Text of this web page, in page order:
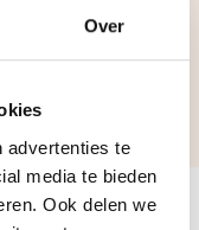
Over
advertenties te
media te bieden
Ook delen we